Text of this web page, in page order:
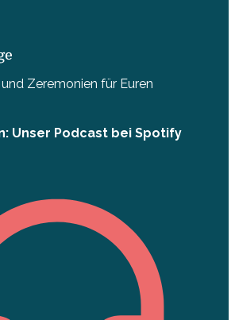
Zeremonien für Euren
Unser Podcast bei Spotify